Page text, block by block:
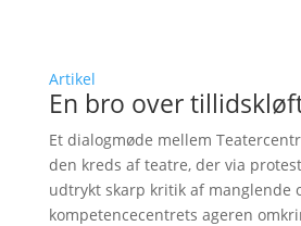
Artikel
En bro over
Et dialogmøde mellem
den kreds af teatre, der via
udtrykt skarp kritik af manglende
kompetencecentrets ageren